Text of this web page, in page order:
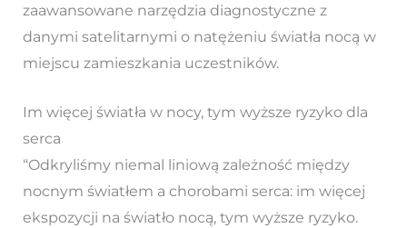
zaawansowane narzędzia diagnostyczne z
danymi satelitarnymi o natężeniu światła nocą w
miejscu zamieszkania uczestników.
Im więcej światła w nocy, tym wyższe ryzyko dla
serca
“Odkryliśmy niemal liniową zależność między
nocnym światłem a chorobami serca: im więcej
ekspozycji na światło nocą, tym wyższe ryzyko.